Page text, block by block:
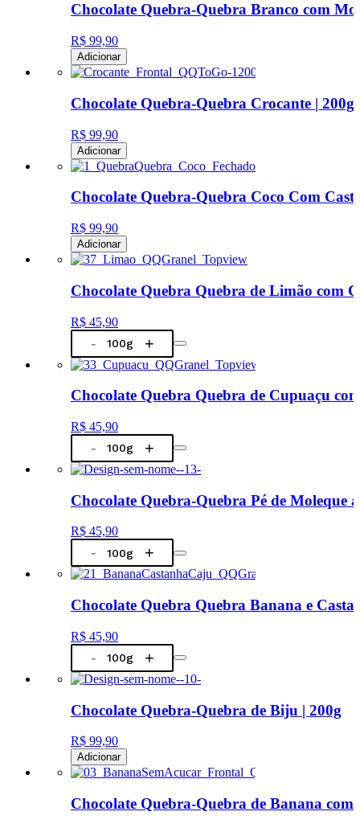
Chocolate Quebra-Quebra Branco com
R$ 99,90
Adicionar
Chocolate Quebra-Quebra Crocante | 200g
R$ 99,90
Adicionar
Chocolate Quebra-Quebra Coco Com
R$ 99,90
Adicionar
Chocolate Quebra Quebra de Limão com
R$ 45,90
- +
Chocolate Quebra Quebra de Cupuaçu
R$ 45,90
- +
Chocolate Quebra-Quebra Pé de Moleque
R$ 45,90
- +
Chocolate Quebra Quebra Banana e
R$ 45,90
- +
Chocolate Quebra-Quebra de Biju | 200g
R$ 99,90
Adicionar
Chocolate Quebra-Quebra de Banana